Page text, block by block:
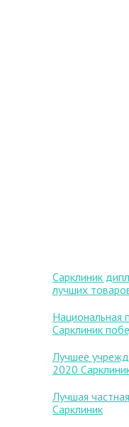
Сарклиник
лучших
Национальная
Сарклиник
Лучшее
2020
Лучшая
Сарклиник